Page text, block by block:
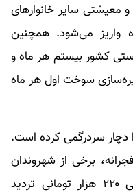
معیشتی سایر خانوار‌های
می‌شود. همچنین
کشور بیستم هر ماه و
سوخت اول هر ماه
دچار سردرگمی کرده است.
برخی از شهروندان
نسبت به استفاده از یارانه تشویقی ۲۲۰ هزار تومانی تردید